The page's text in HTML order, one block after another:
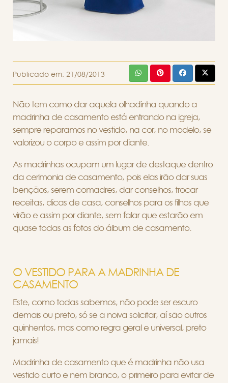
Publicado em: 21/08/2013
Não tem como dar aquela olhadinha quando a
madrinha de casamento está entrando na igreja,
sempre reparamos no vestido, na cor, no modelo, se
valorizou o corpo e assim por diante.
As madrinhas ocupam um lugar de destaque dentro
da cerimonia de casamento, pois elas irão dar suas
bençãos, serem comadres, dar conselhos, trocar
receitas, dicas de casa, conselhos para os filhos que
virão e assim por diante, sem falar que estarão em
quase todas as fotos do álbum de casamento.
O VESTIDO PARA A MADRINHA DE
CASAMENTO
Este, como todas sabemos, não pode ser escuro
demais ou preto, só se a noiva solicitar, aí são outros
quinhentos, mas como regra geral e universal, preto
jamais!
Madrinha de casamento que é madrinha não usa
vestido curto e nem branco, o primeiro para evitar de